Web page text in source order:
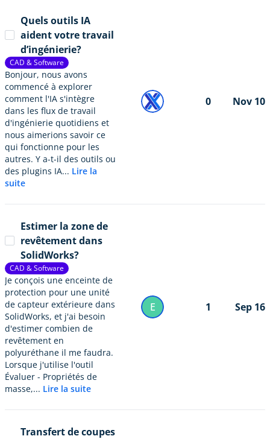
Quels outils IA
aident votre travail
d’ingénierie?
CAD & Software
Bonjour, nous avons
commencé à explorer
comment l'IA s'intègre
dans les flux de travail
d'ingénierie quotidiens et
nous aimerions savoir ce
qui fonctionne pour les
autres. Y a-t-il des outils ou
des plugins IA... Lire la
suite
0 Nov 10
Estimer la zone de
revêtement dans
SolidWorks?
CAD & Software
Je conçois une enceinte de
protection pour une unité
de capteur extérieure dans
SolidWorks, et j'ai besoin
d'estimer combien de
revêtement en
polyuréthane il me faudra.
Lorsque j'utilise l'outil
Évaluer - Propriétés de
masse,... Lire la suite
E 1 Sep 16
Transfert de coupes